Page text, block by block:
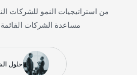
من استراتيجيات النمو للشركات
مساعدة الشركات القائمة،
حلول